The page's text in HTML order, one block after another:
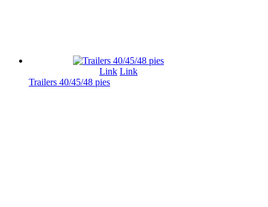
Link Link
Trailers 40/45/48 pies